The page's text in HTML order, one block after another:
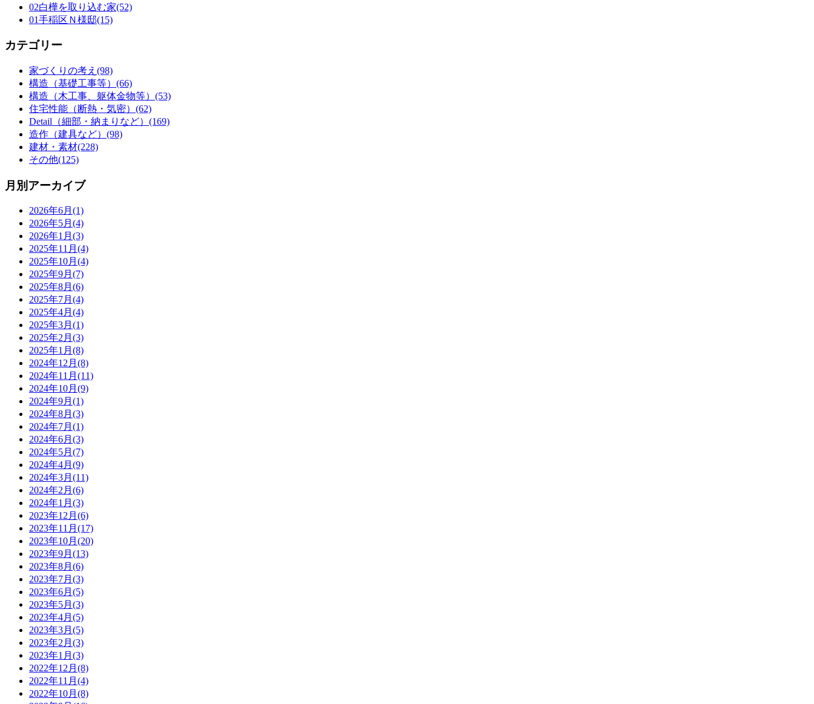
02白樺を取り込む家(52)
01手稲区Ｎ様邸(15)
カテゴリー
家づくりの考え(98)
構造（基礎工事等）(66)
構造（木工事、躯体金物等）(53)
住宅性能（断熱・気密）(62)
Detail（細部・納まりなど）(169)
造作（建具など）(98)
建材・素材(228)
その他(125)
月別アーカイブ
2026年6月(1)
2026年5月(4)
2026年1月(3)
2025年11月(4)
2025年10月(4)
2025年9月(7)
2025年8月(6)
2025年7月(4)
2025年4月(4)
2025年3月(1)
2025年2月(3)
2025年1月(8)
2024年12月(8)
2024年11月(11)
2024年10月(9)
2024年9月(1)
2024年8月(3)
2024年7月(1)
2024年6月(3)
2024年5月(7)
2024年4月(9)
2024年3月(11)
2024年2月(6)
2024年1月(3)
2023年12月(6)
2023年11月(17)
2023年10月(20)
2023年9月(13)
2023年8月(6)
2023年7月(3)
2023年6月(5)
2023年5月(3)
2023年4月(5)
2023年3月(5)
2023年2月(3)
2023年1月(3)
2022年12月(8)
2022年11月(4)
2022年10月(8)